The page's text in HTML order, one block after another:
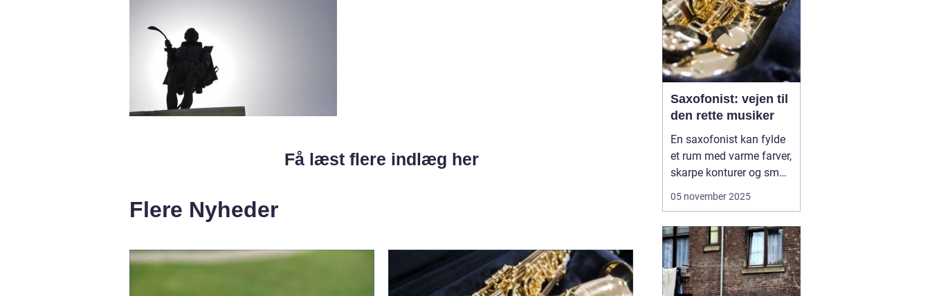
Få læst flere indlæg her
Flere Nyheder
Saxofonist: vejen til
den rette musiker
En saxofonist kan fylde
et rum med varme farver,
skarpe konturer og små
nuancer, der klæder alt
saxofonen som jazzens
ikon, men instrumentet
har for længst fået et
fast hjem i klass...
05 november 2025